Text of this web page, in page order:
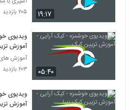
۱۹:۱۷
۲۰۵ بازدید
۰۵:۴۰
ویدیوی
آموزش
آموزش
۲۰۳ بازدید
ویدیوی
آموزش